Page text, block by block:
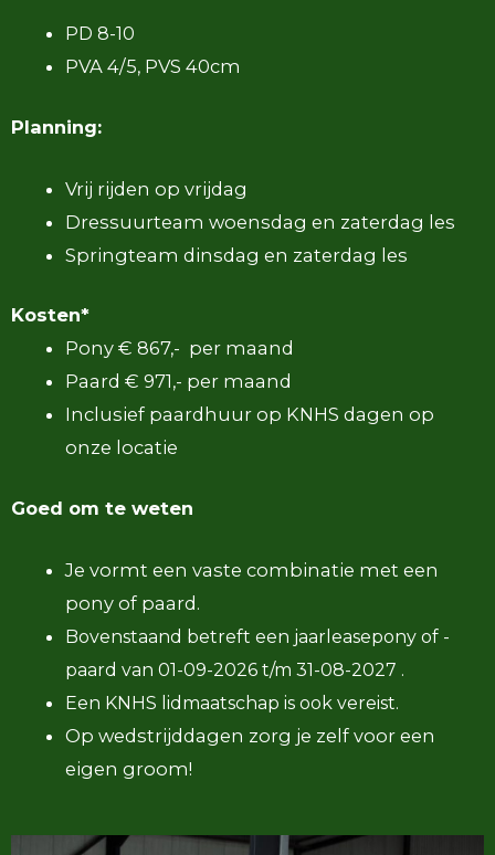
PD 8-10
PVA 4/5, PVS 40cm
Planning:
Vrij rijden op vrijdag
Dressuurteam woensdag en zaterdag les
Springteam dinsdag en zaterdag les
Kosten*
Pony € 867,- per maand
Paard € 971,- per maand
Inclusief paardhuur op KNHS dagen op
onze locatie
Goed om te weten
Je vormt een vaste combinatie met een
pony of paard.
Bovenstaand betreft een jaarleasepony of -
paard van 01-09-2026 t/m 31-08-2027 .
Een KNHS lidmaatschap is ook vereist.
Op wedstrijddagen zorg je zelf voor een
eigen groom!